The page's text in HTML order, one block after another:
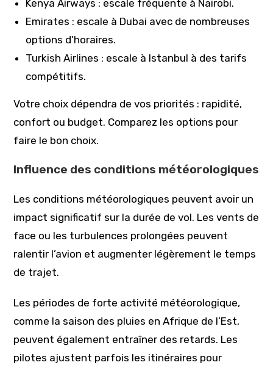
Kenya Airways : escale fréquente à Nairobi.
Emirates : escale à Dubai avec de nombreuses
options d’horaires.
Turkish Airlines : escale à Istanbul à des tarifs
compétitifs.
Votre choix dépendra de vos priorités : rapidité,
confort ou budget. Comparez les options pour
faire le bon choix.
Influence des conditions météorologiques
Les conditions météorologiques peuvent avoir un
impact significatif sur la durée de vol. Les vents de
face ou les turbulences prolongées peuvent
ralentir l’avion et augmenter légèrement le temps
de trajet.
Les périodes de forte activité météorologique,
comme la saison des pluies en Afrique de l’Est,
peuvent également entraîner des retards. Les
pilotes ajustent parfois les itinéraires pour